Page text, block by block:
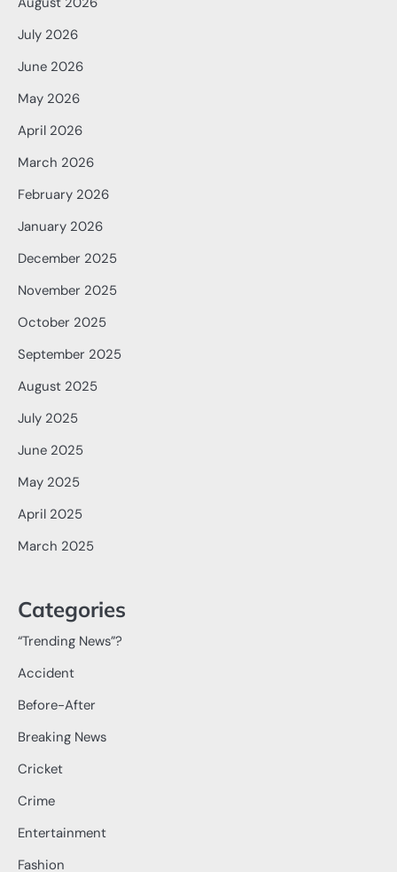
July 2026
June 2026
May 2026
April 2026
March 2026
February 2026
January 2026
December 2025
November 2025
October 2025
September 2025
August 2025
July 2025
June 2025
May 2025
April 2025
March 2025
Categories
“Trending News”?
Accident
Before-After
Breaking News
Cricket
Crime
Entertainment
Fashion